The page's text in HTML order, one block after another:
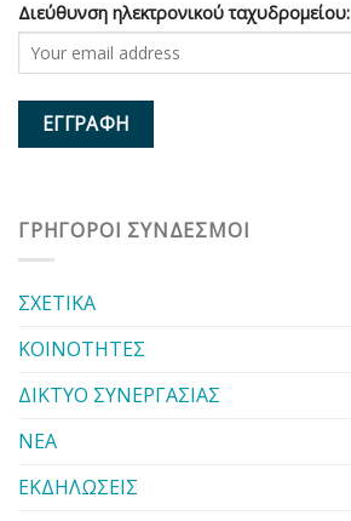
Διεύθυνση ηλεκτρονικού ταχυδρομείου:
ΓΡΗΓΟΡΟΙ ΣΥΝΔΕΣΜΟΙ
ΣΧΕΤΙΚΑ
ΚΟΙΝΟΤΗΤΕΣ
ΔΙΚΤΥΟ ΣΥΝΕΡΓΑΣΙΑΣ
ΝΕΑ
ΕΚΔΗΛΩΣΕΙΣ